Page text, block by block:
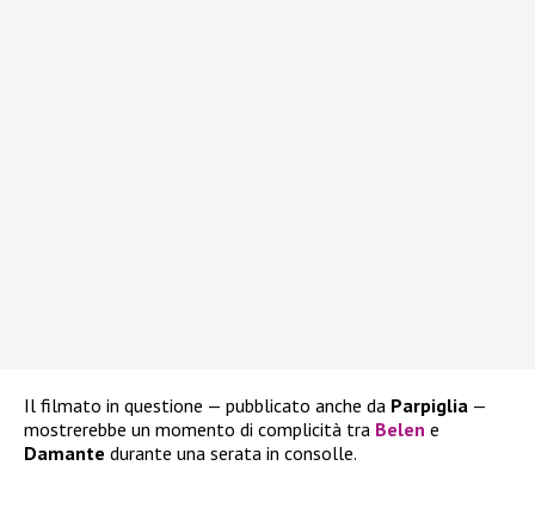
Il filmato in questione — pubblicato anche da Parpiglia —
mostrerebbe un momento di complicità tra Belen e
Damante durante una serata in consolle.